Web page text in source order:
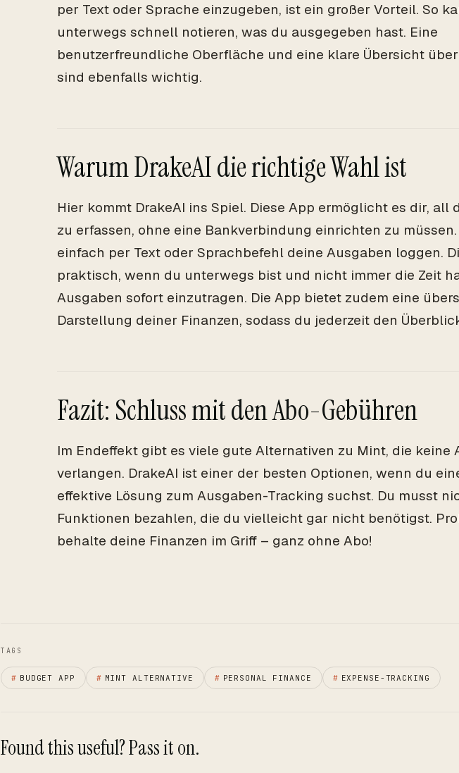
per Text oder Sprache einzugeben, ist ein großer Vorteil. So
unterwegs schnell notieren, was du ausgegeben hast. Eine
benutzerfreundliche Oberfläche und eine klare Übersicht
sind ebenfalls wichtig.
Warum DrakeAI die richtige Wahl ist
Hier kommt DrakeAI ins Spiel. Diese App ermöglicht es dir, all
zu erfassen, ohne eine Bankverbindung einrichten zu
einfach per Text oder Sprachbefehl deine Ausgaben loggen.
praktisch, wenn du unterwegs bist und nicht immer die Zeit
Ausgaben sofort einzutragen. Die App bietet zudem eine
Darstellung deiner Finanzen, sodass du jederzeit den
Fazit: Schluss mit den Abo-Gebühren
Im Endeffekt gibt es viele gute Alternativen zu Mint, die keine
verlangen. DrakeAI ist einer der besten Optionen, wenn du
effektive Lösung zum Ausgaben-Tracking suchst. Du musst
Funktionen bezahlen, die du vielleicht gar nicht benötigst.
behalte deine Finanzen im Griff – ganz ohne Abo!
TAGS
# BUDGET APP # MINT ALTERNATIVE # PERSONAL FINANCE # EXPENSE-TRACKING
Found this useful? Pass it on.